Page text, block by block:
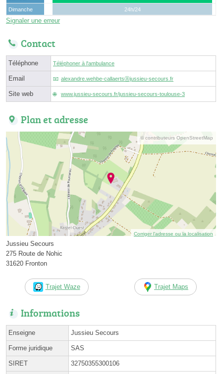
Dimanche
24h/24
Signaler une erreur
Contact
Téléphone Téléphoner à l'ambulance
Email alexandre.wehbe-callaertsⓐjussieu-secours.fr
Site web www.jussieu-secours.fr/jussieu-secours-toulouse-3
Plan et adresse
© contributeurs OpenStreetMap
Corriger l’adresse ou la localisation
Jussieu Secours
275 Route de Nohic
31620 Fronton
Trajet Waze Trajet Maps
Informations
Enseigne Jussieu Secours
Forme juridique SAS
SIRET 32750355300106